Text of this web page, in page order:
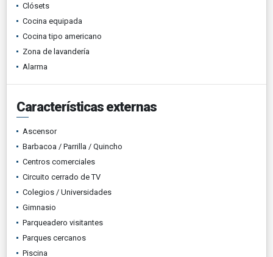
Clósets
Cocina equipada
Cocina tipo americano
Zona de lavandería
Alarma
Características externas
Ascensor
Barbacoa / Parrilla / Quincho
Centros comerciales
Circuito cerrado de TV
Colegios / Universidades
Gimnasio
Parqueadero visitantes
Parques cercanos
Piscina